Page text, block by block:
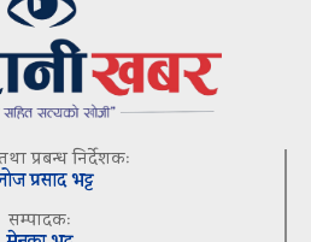
प्रबन्ध निर्देशकः
प्रसाद भट्ट
सम्पादकः